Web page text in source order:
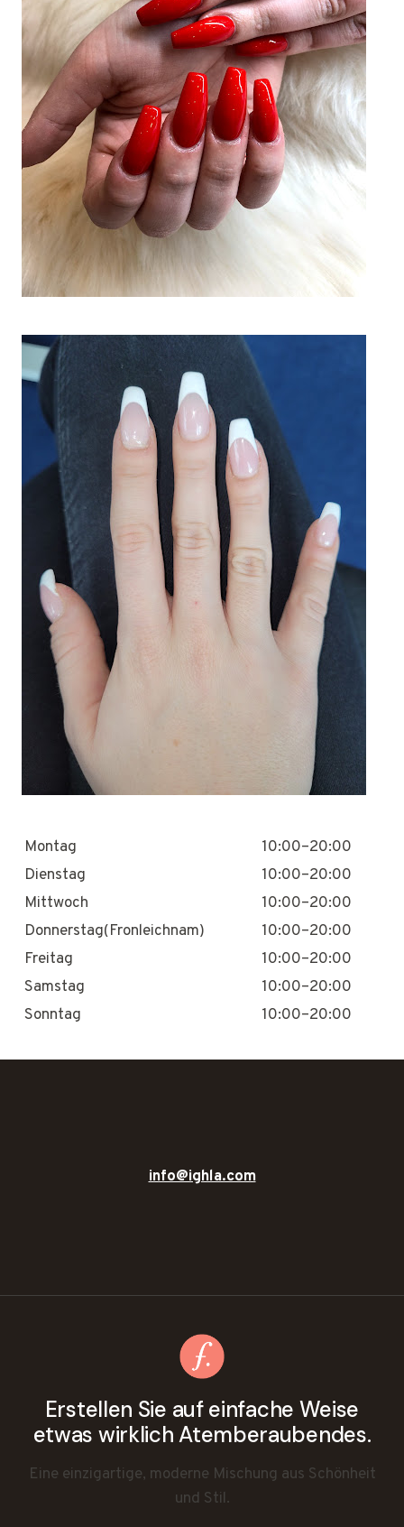
Montag
10:00–20:00
Dienstag
10:00–20:00
Mittwoch
10:00–20:00
Donnerstag(Fronleichnam)
10:00–20:00
Freitag
10:00–20:00
Samstag
10:00–20:00
Sonntag
10:00–20:00
info@ighla.com
Erstellen Sie auf einfache Weise
etwas wirklich Atemberaubendes.
Eine einzigartige, moderne Mischung aus Schönheit
und Stil.